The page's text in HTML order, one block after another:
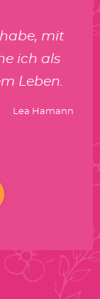
mit
ich als
Leben.
Lea Hamann